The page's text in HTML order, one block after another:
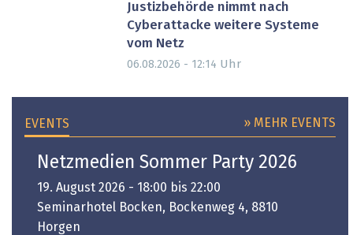
Justizbehörde nimmt nach
Cyberattacke weitere Systeme
vom Netz
06.08.2026 - 12:14 Uhr
EVENTS » MEHR EVENTS
Netzmedien Sommer Party 2026
19. August 2026 - 18:00 bis 22:00
Seminarhotel Bocken, Bockenweg 4, 8810
Horgen